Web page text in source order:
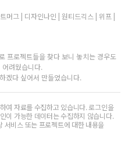
머그 | 디자인나인 | 원티드긱스 | 위프 |
프로젝트들을 찾다 보니 놓치는 경우도
려웠습니다.
겠다 싶어서 만들었습니다.
여 자료를 수집하고 있습니다. 로그인을
이 가능한 데이터는 수집하지 않습니다.
서비스 또는 프로젝트에 대한 내용을